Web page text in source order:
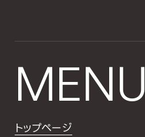
MENU
トップページ